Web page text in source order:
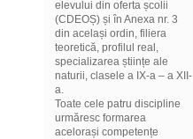
elevului din oferta școlii
(CDEOȘ) și în Anexa nr. 3
din același ordin, filiera
teoretică, profilul real,
specializarea științe ale
naturii, clasele a IX-a – a XII-
a.
Toate cele patru discipline
urmăresc formarea
acelorași competențe